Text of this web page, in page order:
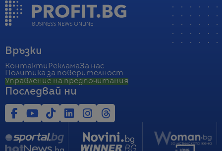
Връзки
Контакти РекламаЗа нас
Политика за поверителност
Управление на предпочитания
Последвай ни